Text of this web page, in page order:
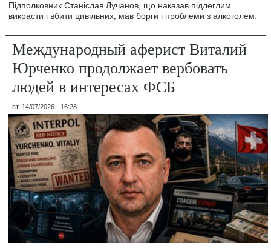
Підполковник Станіслав Лучанов, що наказав підлеглим
викрасти і вбити цивільних, мав борги і проблеми з алкоголем.
Международный аферист Виталий
Юрченко продолжает вербовать
людей в интересах ФСБ
вт, 14/07/2026 - 16:28